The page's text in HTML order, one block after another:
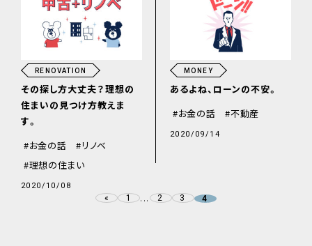
RENOVATION
その探し方大丈夫？理想の
住まいの見つけ方教えま
す。
お金の話
リノベ
理想の住まい
2020/10/08
MONEY
あるよね、ローンの不安。
お金の話
不動産
2020/09/14
« 1 ... 2 3 4